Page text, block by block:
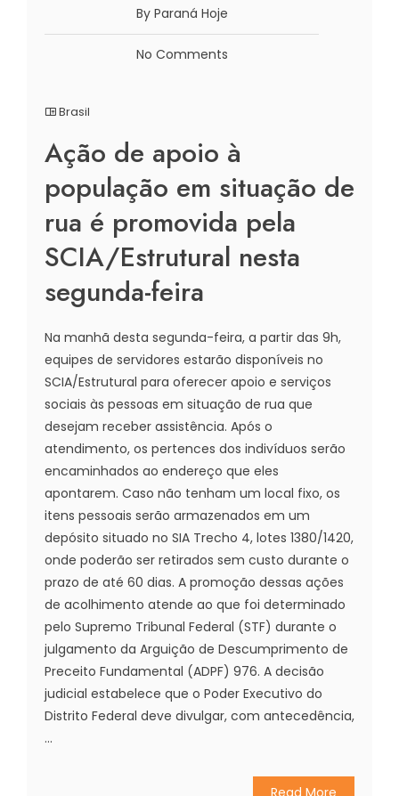
By Paraná Hoje
No Comments
Brasil
Ação de apoio à
população em situação de
rua é promovida pela
SCIA/Estrutural nesta
segunda-feira
Na manhã desta segunda-feira, a partir das 9h,
equipes de servidores estarão disponíveis no
SCIA/Estrutural para oferecer apoio e serviços
sociais às pessoas em situação de rua que
desejam receber assistência. Após o
atendimento, os pertences dos indivíduos serão
encaminhados ao endereço que eles
apontarem. Caso não tenham um local fixo, os
itens pessoais serão armazenados em um
depósito situado no SIA Trecho 4, lotes 1380/1420,
onde poderão ser retirados sem custo durante o
prazo de até 60 dias. A promoção dessas ações
de acolhimento atende ao que foi determinado
pelo Supremo Tribunal Federal (STF) durante o
julgamento da Arguição de Descumprimento de
Preceito Fundamental (ADPF) 976. A decisão
judicial estabelece que o Poder Executivo do
Distrito Federal deve divulgar, com antecedência,
...
Read More